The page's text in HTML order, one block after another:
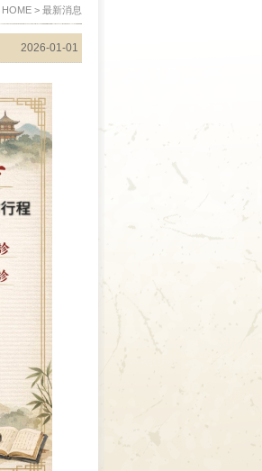
HOME > 最新消息
2026-01-01